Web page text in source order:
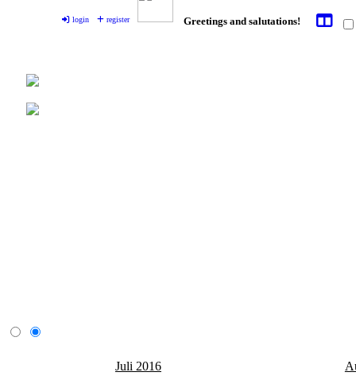
login register Greetings and salutations!
Juli 2016